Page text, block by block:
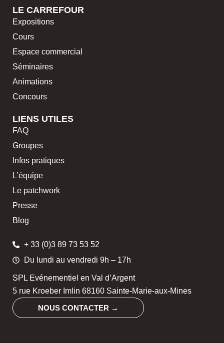
LE CARREFOUR
Expositions
Cours
Espace commercial
Séminaires
Animations
Concours
LIENS UTILES
FAQ
Groupes
Infos pratiques
L’équipe
Le patchwork
Presse
Blog
+ 33 (0)3 89 73 53 52
Du lundi au vendredi 9h – 17h
SPL Evénementiel en Val d’Argent
5 rue Kroeber Imlin 68160 Sainte-Marie-aux-Mines
NOUS CONTACTER →